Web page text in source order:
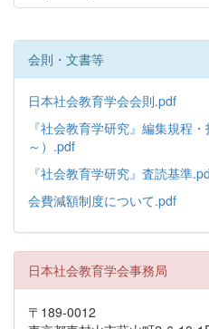
会則・文書等
日本社会教育学会会則.pdf
『社会教育学研究』編集規程
～）.pdf
『社会教育学研究』査読基準
会費減額制度について.pdf
日本社会教育学会事務局
〒189-0012